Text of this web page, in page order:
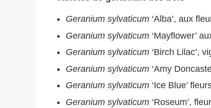
Geranium sylvaticum ‘Alba’, aux
Geranium sylvaticum ‘Mayflower’
Geranium sylvaticum‘Birch Lilac’,
Geranium sylvaticum‘Amy
Geranium sylvaticum ‘Ice Blue’
Geranium sylvaticum‘Roseum’,